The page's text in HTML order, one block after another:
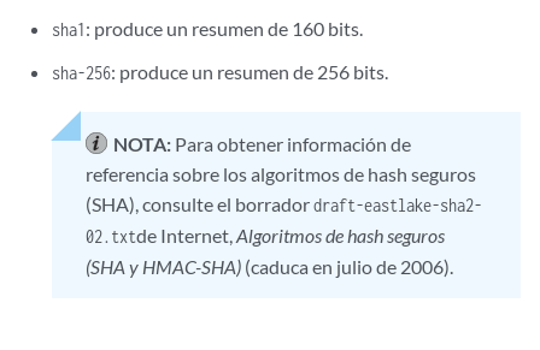
sha1: produce un resumen de 160 bits.
sha-256: produce un resumen de 256 bits.
NOTA: Para obtener información de
referencia sobre los algoritmos de hash seguros
(SHA), consulte el borradordraft-eastlake-sha2-
02.txtde Internet,Algoritmos de hash seguros
(SHA y HMAC-SHA) (caduca en julio de 2006).